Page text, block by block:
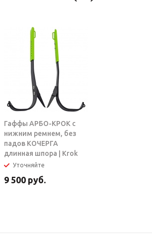
Гаффы АРБО-КРОК с
нижним ремнем, без
падов КОЧЕРГА
длинная шпора | Krok
Уточняйте
9 500 руб.